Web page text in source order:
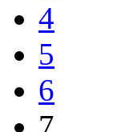
4
5
6